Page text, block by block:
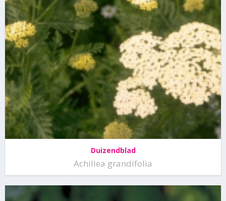
Duizendblad
Achillea grandifolia